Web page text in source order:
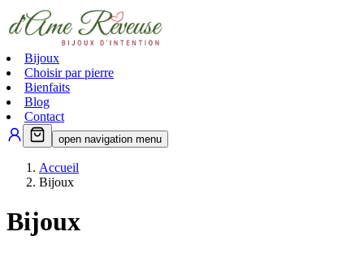
Bijoux
Choisir par pierre
Bienfaits
Blog
Contact
open navigation menu
Accueil
Bijoux
Bijoux